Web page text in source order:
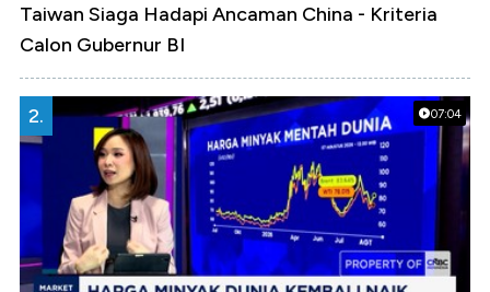
Taiwan Siaga Hadapi Ancaman China - Kriteria
Calon Gubernur BI
07:04
2.